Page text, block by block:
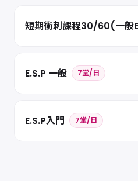
短期衝刺課程30/60(一般
E.S.P 一般 7堂/日
E.S.P入門 7堂/日